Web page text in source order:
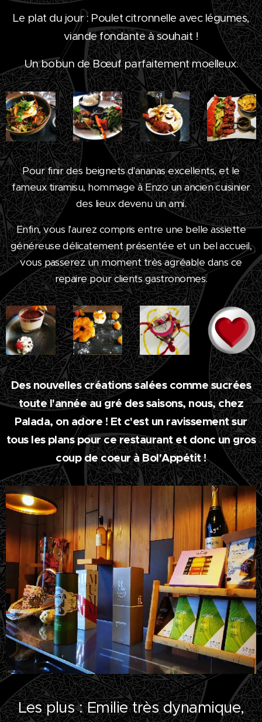
Le plat du jour : Poulet citronnelle avec légumes,
viande fondante à souhait !
Un bobun de Bœuf parfaitement moelleux.
Pour finir des beignets d'ananas excellents, et le
fameux tiramisu, hommage à Enzo un ancien cuisinier
des lieux devenu un ami.
Enfin, vous l'aurez compris entre une belle assiette
généreuse délicatement présentée et un bel accueil,
vous passerez un moment très agréable dans ce
repaire pour clients gastronomes.
Des nouvelles créations salées comme sucrées
toute l'année au gré des saisons, nous, chez
Palada, on adore ! Et c'est un ravissement sur
tous les plans pour ce restaurant et donc un gros
coup de coeur à Bol'Appétit !
Les plus : Emilie très dynamique,